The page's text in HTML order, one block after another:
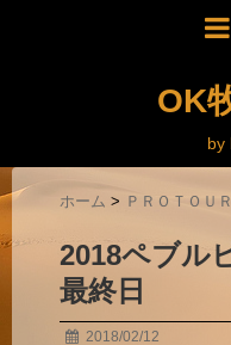
OK
by
ホーム > ＰＲＯＴＯＵ
2018ペブル
最終日
2018/02/12